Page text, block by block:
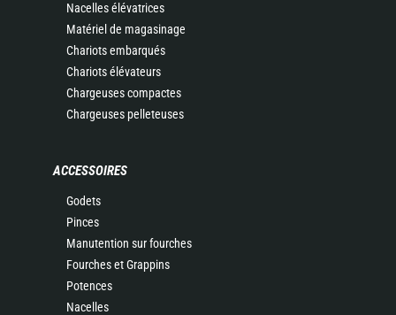
Nacelles élévatrices
Matériel de magasinage
Chariots embarqués
Chariots élévateurs
Chargeuses compactes
Chargeuses pelleteuses
ACCESSOIRES
Godets
Pinces
Manutention sur fourches
Fourches et Grappins
Potences
Nacelles